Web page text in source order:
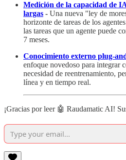
Medición de la capacidad de
largas - Una nueva "ley de
horizonte de tareas de los
las tareas que un agente puede
7 meses.
Conocimiento externo plug-
enfoque novedoso para integrar
necesidad de reentrenamiento,
línea y en tiempo real.
¡Gracias por leer 🤖 Raudamatic AI!